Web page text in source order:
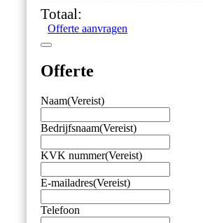
Totaal:
Offerte aanvragen
Offerte
Naam(Vereist)
Bedrijfsnaam(Vereist)
KVK nummer(Vereist)
E-mailadres(Vereist)
Telefoon